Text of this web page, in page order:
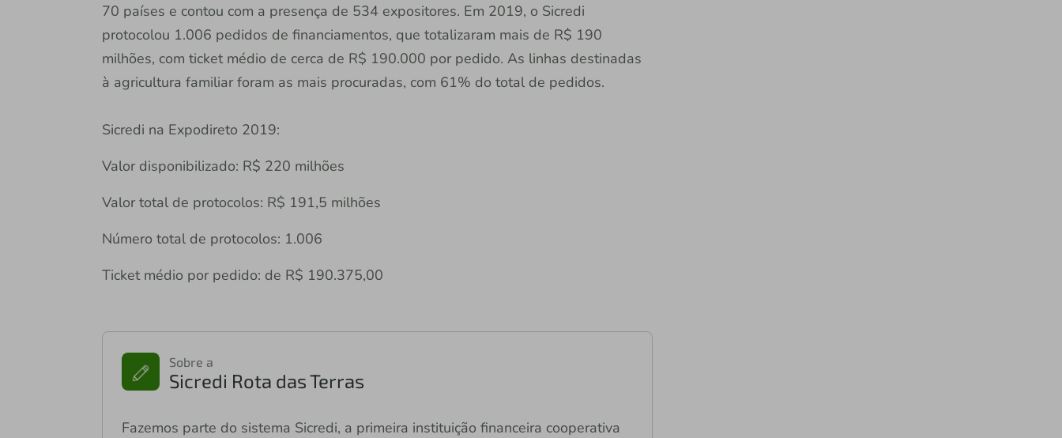
70 países e contou com a presença de 534 expositores. Em 2019, o Sicredi
protocolou 1.006 pedidos de financiamentos, que totalizaram mais de R$ 190
milhões, com ticket médio de cerca de R$ 190.000 por pedido. As linhas destinadas
à agricultura familiar foram as mais procuradas, com 61% do total de pedidos.
Sicredi na Expodireto 2019:
Valor disponibilizado: R$ 220 milhões
Valor total de protocolos: R$ 191,5 milhões
Número total de protocolos: 1.006
Ticket médio por pedido: de R$ 190.375,00
Sobre a
Sicredi Rota das Terras
Fazemos parte do sistema Sicredi, a primeira instituição financeira cooperativa